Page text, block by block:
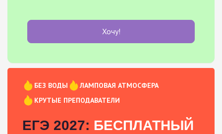
Хочу!
БЕЗ ВОДЫ
ЛАМПОВАЯ АТМОСФЕРА
КРУТЫЕ ПРЕПОДАВАТЕЛИ
ЕГЭ 2027: БЕСПЛАТНЫЙ